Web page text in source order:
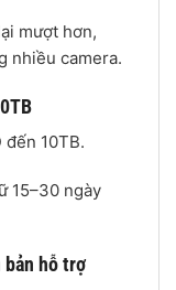
mượt hơn,
nhiều camera.
đến 10TB.
15–30 ngày
bản hỗ trợ